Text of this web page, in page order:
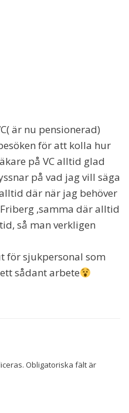
är nu pensionerad)
för att kolla hur
på VC alltid glad
på vad jag vill säga
där när jag behöver
,samma där alltid
så man verkligen
för sjukpersonal som
sådant arbete
Obligatoriska fält är